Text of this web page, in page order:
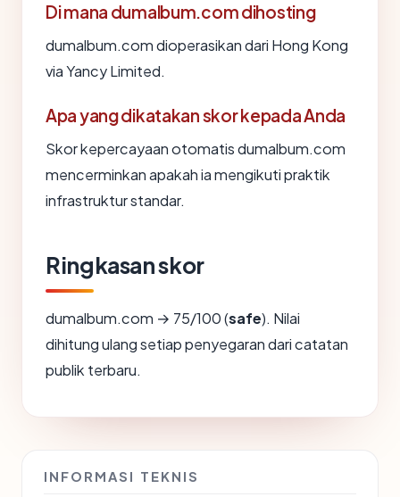
Di mana dumalbum.com dihosting
dumalbum.com dioperasikan dari Hong Kong
via Yancy Limited.
Apa yang dikatakan skor kepada Anda
Skor kepercayaan otomatis dumalbum.com
mencerminkan apakah ia mengikuti praktik
infrastruktur standar.
Ringkasan skor
dumalbum.com → 75/100 (safe). Nilai
dihitung ulang setiap penyegaran dari catatan
publik terbaru.
INFORMASI TEKNIS